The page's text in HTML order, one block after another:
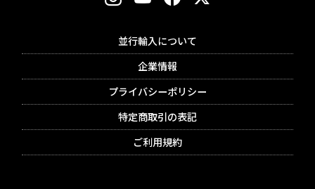
並行輸入について
企業情報
プライバシーポリシー
特定商取引の表記
ご利用規約